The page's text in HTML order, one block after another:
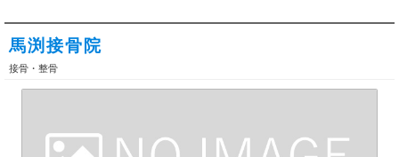
馬渕接骨院
接骨・整骨